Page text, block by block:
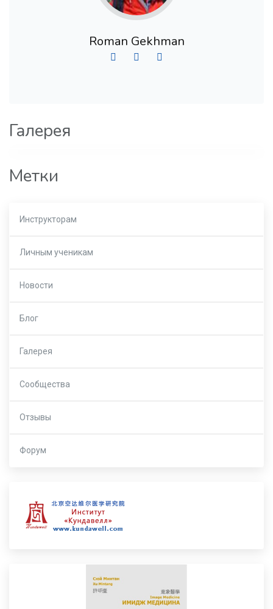
Roman Gekhman
Галерея
Метки
Инструкторам
Личным ученикам
Новости
Блог
Галерея
Сообщества
Отзывы
Форум